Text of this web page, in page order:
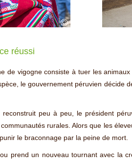
©
réussi
de vigogne consiste à tuer les
le gouvernement péruvien décide
peu à peu, le président
rurales. Alors que les
le braconnage par la peine de mort.
prend un nouveau tournant avec la